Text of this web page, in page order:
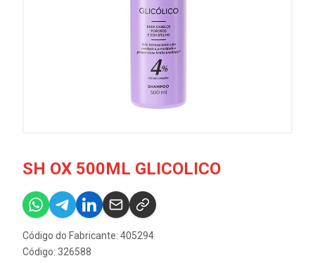
SH OX 500ML GLICOLICO
Código do Fabricante: 405294
Código: 326588